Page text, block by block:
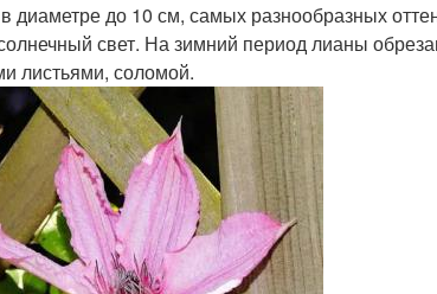
до 10 см, самых разнообразных
свет. На зимний период лианы
листьями, соломой.